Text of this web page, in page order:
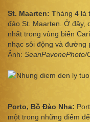
St. Maarten: Tháng 4 là
đảo St. Maarten. Ở đây,
nhất trong vùng biển
nhạc sôi động và đường
Ảnh: SeanPavonePhoto/
Porto, Bồ Đào Nha:
một trong những điểm